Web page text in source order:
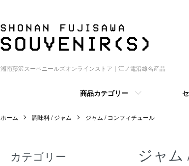
湘南藤沢スーベニールズオンラインストア｜江ノ電沿線名産品
商品カテゴリー
ホーム 調味料 / ジャム ジャム / コンフィチュール
ジャ
カテゴリー